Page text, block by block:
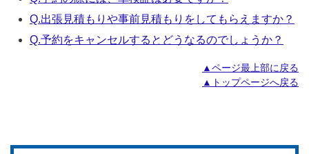
Q.出張見積もりや事前見積もりをしてもらえますか？
Q.予約をキャンセルするとどうなるのでしょうか？
▲ページ最上部に戻る
▲トップページへ戻る